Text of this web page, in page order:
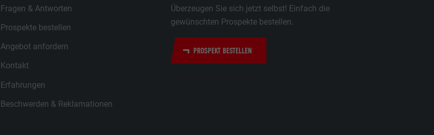
Überzeugen Sie sich jetzt selbst! Einfach die
gewünschten Prospekte bestellen.
PROSPEKT BESTELLEN
Fragen & Antworten
Prospekte bestellen
Angebot anfordern
Kontakt
Erfahrungen
Beschwerden & Reklamationen